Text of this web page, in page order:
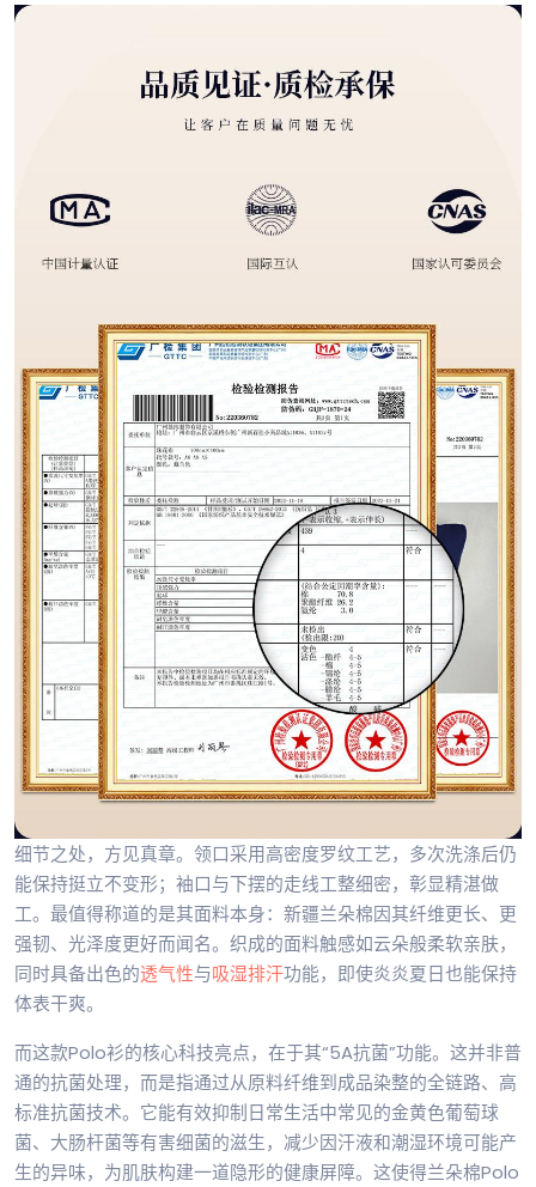
细节之处，方见真章。领口采用高密度罗纹工艺，多次洗涤后仍
能保持挺立不变形；袖口与下摆的走线工整细密，彰显精湛做
工。最值得称道的是其面料本身：新疆兰朵棉因其纤维更长、更
强韧、光泽度更好而闻名。织成的面料触感如云朵般柔软亲肤，
同时具备出色的透气性与吸湿排汗功能，即使炎炎夏日也能保持
体表干爽。
而这款Polo衫的核心科技亮点，在于其“5A抗菌”功能。这并非普
通的抗菌处理，而是指通过从原料纤维到成品染整的全链路、高
标准抗菌技术。它能有效抑制日常生活中常见的金黄色葡萄球
菌、大肠杆菌等有害细菌的滋生，减少因汗液和潮湿环境可能产
生的异味，为肌肤构建一道隐形的健康屏障。这使得兰朵棉Polo